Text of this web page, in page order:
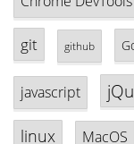
git github
javascript
linux MacOS